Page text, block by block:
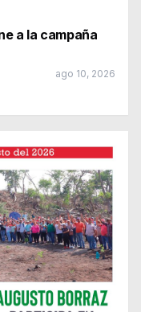
a la campaña
ago 10, 2026